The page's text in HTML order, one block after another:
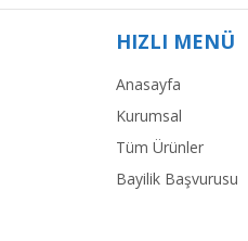
HIZLI MENÜ
Anasayfa
Kurumsal
Tüm Ürünler
Bayilik Başvurusu